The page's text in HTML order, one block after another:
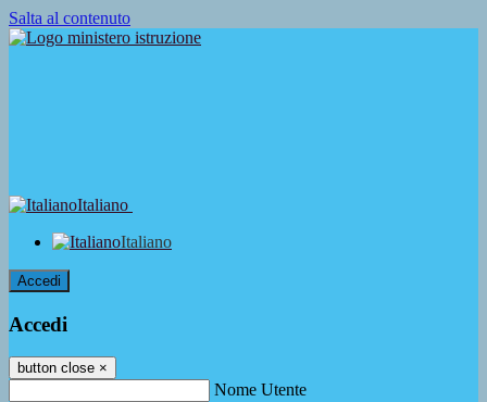
Salta al contenuto
Italiano
Italiano
Accedi
Accedi
button close ×
Nome Utente